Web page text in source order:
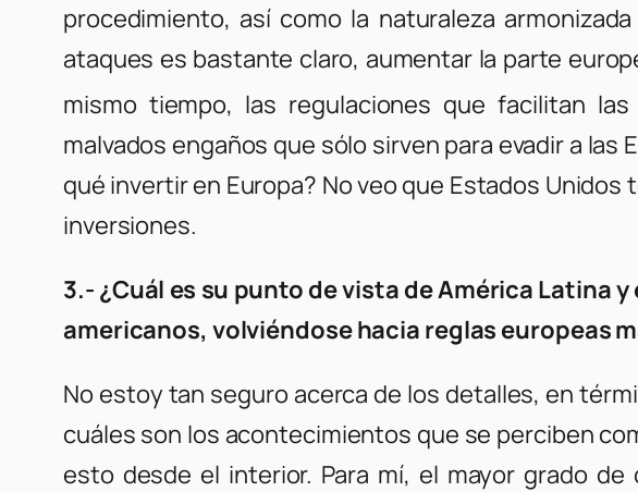
procedimiento, así como la naturaleza
ataques es bastante claro, aumentar la parte
mismo tiempo, las regulaciones que facilitan
malvados engaños que sólo sirven para evadir a
qué invertir en Europa? No veo que Estados
inversiones.
3.- ¿Cuál es su punto de vista de América Latina
americanos, volviéndose hacia reglas europeas
No estoy tan seguro acerca de los detalles, en
cuáles son los acontecimientos que se perciben
esto desde el interior. Para mí, el mayor grado